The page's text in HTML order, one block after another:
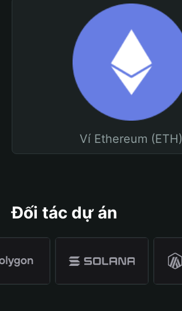
Ví Ethereum (ETH)
Đối tác dự án